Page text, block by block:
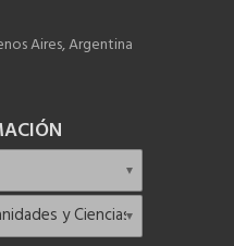
Aires, Argentina